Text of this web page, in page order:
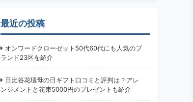
最近の投稿
オンワードクローゼット50代60代にも人気のブ
ランド23区を紹介
日比谷花壇母の日ギフト口コミと評判は？アレ
ンジメントと花束5000円のプレゼントも紹介